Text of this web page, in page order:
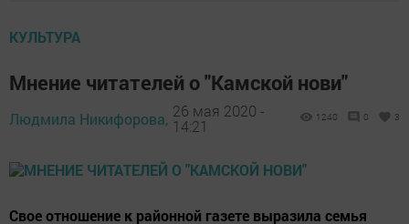
КУЛЬТУРА
Мнение читателей о "Камской нови"
Людмила Никифорова, 26 мая 2020 -
14:21
1240 0 3
Свое отношение к районной газете выразила семья